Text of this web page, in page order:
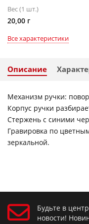
Вес (1 шт.)
20,00 г
Все характеристики
Описание
Механизм ручки:
Корпус ручки
Стержень с синими
Гравировка по
зеркальной.
Будьте в
новости!